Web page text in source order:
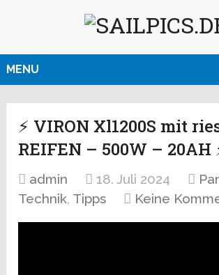
MENU
⚡ VIRON Xl1200S mit
REIFEN – 500W – 20AH
admin 18. Juli 2024
Technik, Tipps Keine